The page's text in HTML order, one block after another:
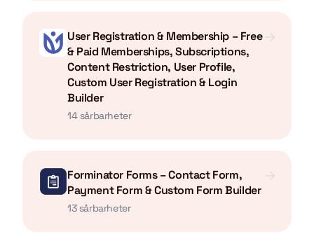
User Registration & Membership – Free
& Paid Memberships, Subscriptions,
Content Restriction, User Profile,
Custom User Registration & Login
Builder
14 sårbarheter
Forminator Forms – Contact Form,
Payment Form & Custom Form Builder
13 sårbarheter